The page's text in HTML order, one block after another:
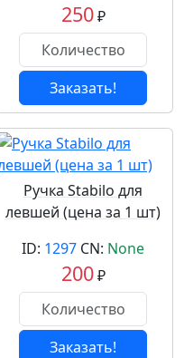
250₽
Заказать!
Ручка Stabilo для
левшей (цена за 1 шт)
ID: 1297 CN: None
200₽
Заказать!